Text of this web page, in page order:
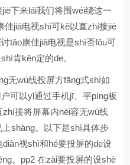
下来lái我们将围wéi绕这一
佳jiā电视shì可kě以直zhí接jiē
tǎo康佳jiā电视是shì否fǒu可
肯kěn定的de。
无wú线投屏方fāng式shì如
可以yǐ通过手机jī、平píng板
接将屏幕内nèi容无wú线
shàng。以下是shì具体步
视shì和hé要投屏的de设
。pp2 在zài要投屏的设shè